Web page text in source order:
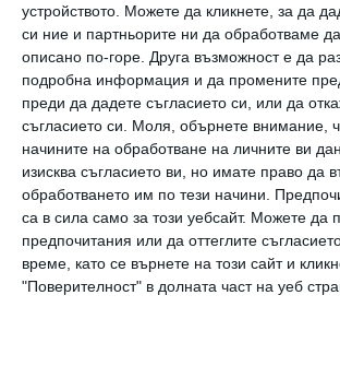
устройството. Можете да кликнете, за да
си ние и партньорите ни да обработваме
описано по-горе. Друга възможност е да
подробна информация и да промените
преди да дадете съгласието си, или да
съгласието си.
Моля, обърнете внимание,
начините на обработване на личните ви
изисква съгласието ви, но имате право да
обработването им по тези начини.
са в сила само за този уебсайт. Можете да
предпочитания или да оттеглите
време, като се върнете на този сайт и
"Поверителност" в долната част на уеб
Втори триместър: от 14 до 27
месец)
Този триместър стартира в
14-та седмица след последната
и продължава до 27-та
бременността.
Трети триместър: от 28 до 40
месец)